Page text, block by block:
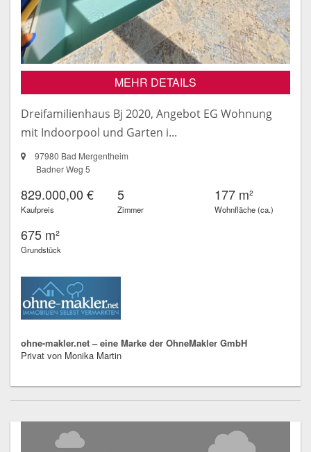
MEHR DETAILS
Dreifamilienhaus Bj 2020, Angebot EG Wohnung
mit Indoorpool und Garten i...
97980 Bad Mergentheim
Badner Weg 5
829.000,00 €
Kaufpreis
5
Zimmer
177 m²
Wohnfläche (ca.)
675 m²
Grundstück
ohne-makler.net – eine Marke der OhneMakler GmbH
Privat von Monika Martin